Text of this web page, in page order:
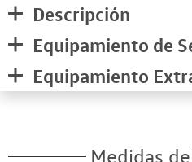
Descripción
Equipamiento de
Equipamiento
Medidas